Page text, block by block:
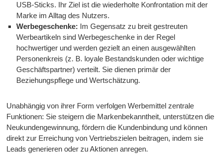
USB-Sticks. Ihr Ziel ist die wiederholte Konfrontation mit der
Marke im Alltag des Nutzers.
Werbegeschenke: Im Gegensatz zu breit gestreuten
Werbeartikeln sind Werbegeschenke in der Regel
hochwertiger und werden gezielt an einen ausgewählten
Personenkreis (z. B. loyale Bestandskunden oder wichtige
Geschäftspartner) verteilt. Sie dienen primär der
Beziehungspflege und Wertschätzung.
Unabhängig von ihrer Form verfolgen Werbemittel zentrale
Funktionen: Sie steigern die Markenbekanntheit, unterstützen die
Neukundengewinnung, fördern die Kundenbindung und können
direkt zur Erreichung von Vertriebszielen beitragen, indem sie
Leads generieren oder zu Aktionen anregen.